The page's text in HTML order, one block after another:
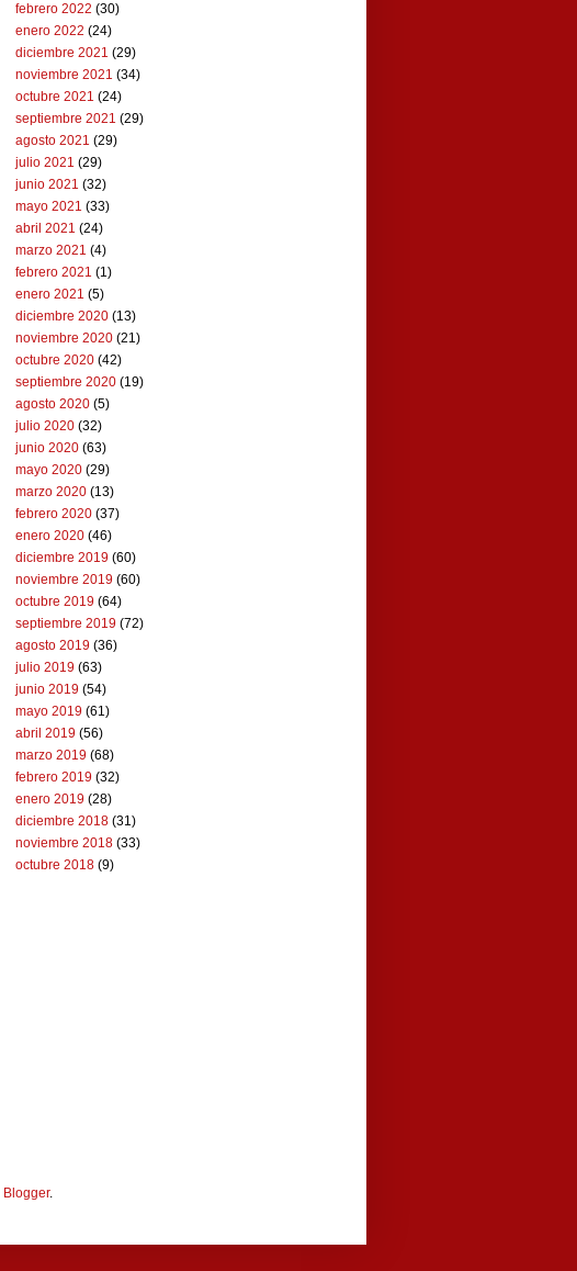
febrero 2022 (30)
enero 2022 (24)
diciembre 2021 (29)
noviembre 2021 (34)
octubre 2021 (24)
septiembre 2021 (29)
agosto 2021 (29)
julio 2021 (29)
junio 2021 (32)
mayo 2021 (33)
abril 2021 (24)
marzo 2021 (4)
febrero 2021 (1)
enero 2021 (5)
diciembre 2020 (13)
noviembre 2020 (21)
octubre 2020 (42)
septiembre 2020 (19)
agosto 2020 (5)
julio 2020 (32)
junio 2020 (63)
mayo 2020 (29)
marzo 2020 (13)
febrero 2020 (37)
enero 2020 (46)
diciembre 2019 (60)
noviembre 2019 (60)
octubre 2019 (64)
septiembre 2019 (72)
agosto 2019 (36)
julio 2019 (63)
junio 2019 (54)
mayo 2019 (61)
abril 2019 (56)
marzo 2019 (68)
febrero 2019 (32)
enero 2019 (28)
diciembre 2018 (31)
noviembre 2018 (33)
octubre 2018 (9)
Blogger.